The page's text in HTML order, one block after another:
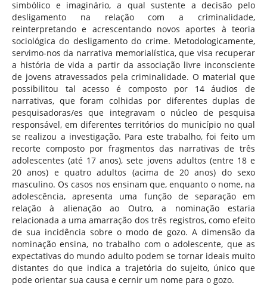
simbólico e imaginário, a qual sustente a decisão pelo
desligamento na relação com a criminalidade,
reinterpretando e acrescentando novos aportes à teoria
sociológica do desligamento do crime. Metodologicamente,
servimo-nos da narrativa memorialística, que visa recuperar
a história de vida a partir da associação livre inconsciente
de jovens atravessados pela criminalidade. O material que
possibilitou tal acesso é composto por 14 áudios de
narrativas, que foram colhidas por diferentes duplas de
pesquisadoras/es que integravam o núcleo de pesquisa
responsável, em diferentes territórios do município no qual
se realizou a investigação. Para este trabalho, foi feito um
recorte composto por fragmentos das narrativas de três
adolescentes (até 17 anos), sete jovens adultos (entre 18 e
20 anos) e quatro adultos (acima de 20 anos) do sexo
masculino. Os casos nos ensinam que, enquanto o nome, na
adolescência, apresenta uma função de separação em
relação à alienação ao Outro, a nominação estaria
relacionada a uma amarração dos três registros, como efeito
de sua incidência sobre o modo de gozo. A dimensão da
nominação ensina, no trabalho com o adolescente, que as
expectativas do mundo adulto podem se tornar ideais muito
distantes do que indica a trajetória do sujeito, único que
pode orientar sua causa e cernir um nome para o gozo.